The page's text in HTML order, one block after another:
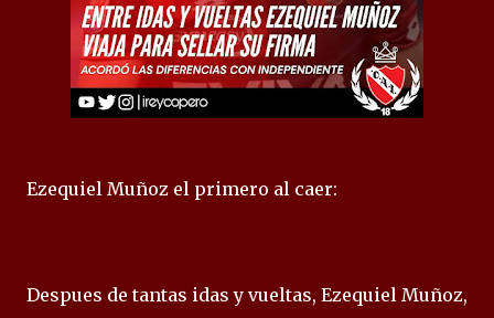
Ezequiel Muñoz el primero al caer:
Despues de tantas idas y vueltas, Ezequiel Muñoz,